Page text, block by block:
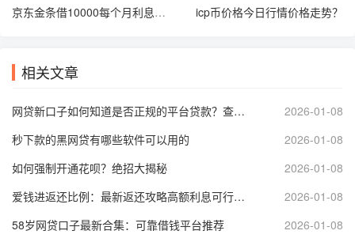
京东金条借10000每个月利息是多少？有无偿还计划？
icp币价格今日行情价格走势？
相关文章
网贷新口子如何知道是否正规的平台贷款？查询资质、看评分，安心借款
2026-01-08
秒下款的黑网贷有哪些软件可以用的
2026-01-08
如何强制开通花呗？绝招大揭秘
2026-01-08
爱钱进返还比例：最新返还攻略高额利息可行吗？
2026-01-08
58岁网贷口子最新合集：可靠借钱平台推荐
2026-01-08